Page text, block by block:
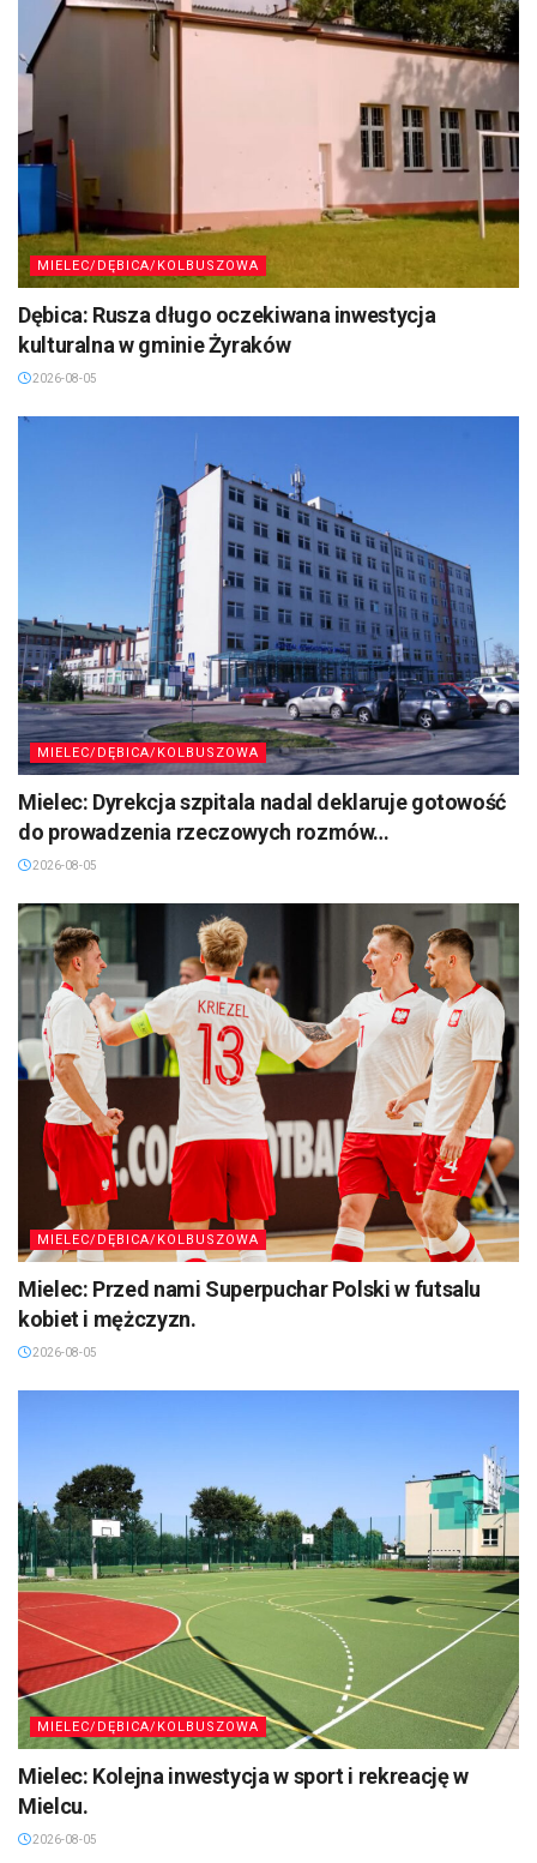
MIELEC/DĘBICA/KOLBUSZOWA
Dębica: Rusza długo oczekiwana inwestycja
kulturalna w gminie Żyraków
2026-08-05
MIELEC/DĘBICA/KOLBUSZOWA
Mielec: Dyrekcja szpitala nadal deklaruje gotowość
do prowadzenia rzeczowych rozmów…
2026-08-05
MIELEC/DĘBICA/KOLBUSZOWA
Mielec: Przed nami Superpuchar Polski w futsalu
kobiet i mężczyzn.
2026-08-05
MIELEC/DĘBICA/KOLBUSZOWA
Mielec: Kolejna inwestycja w sport i rekreację w
Mielcu.
2026-08-05